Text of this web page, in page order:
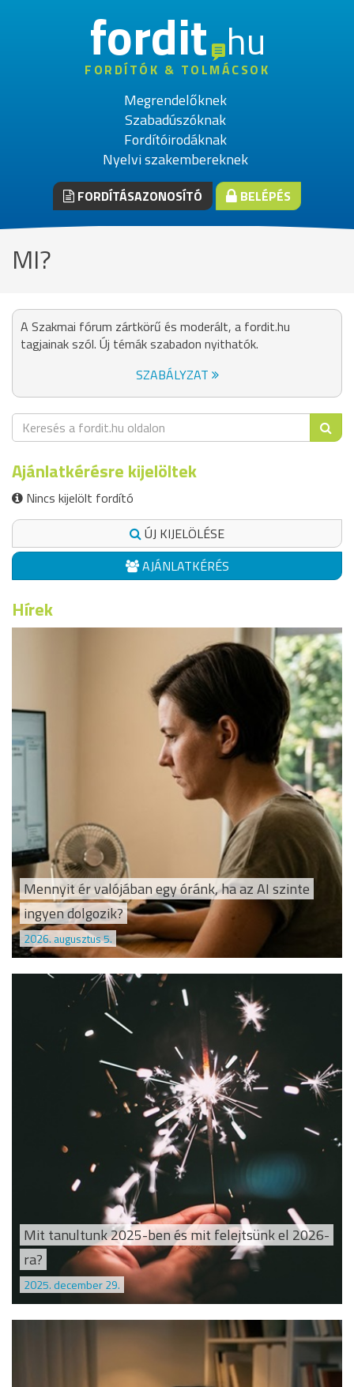
fordithu
FORDÍTÓK & TOLMÁCSOK
Megrendelőknek
Szabadúszóknak
Fordítóirodáknak
Nyelvi szakembereknek
FORDÍTÁSAZONOSÍTÓ BELÉPÉS
MI?
A Szakmai fórum zártkörű és moderált, a fordit.hu
tagjainak szól. Új témák szabadon nyithatók.
SZABÁLYZAT
Ajánlatkérésre kijelöltek
Nincs kijelölt fordító
ÚJ KIJELÖLÉSE
AJÁNLATKÉRÉS
Hírek
Mennyit ér valójában egy óránk, ha az AI szinte
ingyen dolgozik?
2026. augusztus 5.
Mit tanultunk 2025-ben és mit felejtsünk el 2026-
ra?
2025. december 29.